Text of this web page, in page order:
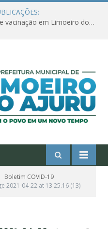
Amanhã começa nova etapa de vacinação em Limoeiro do Ajuru para idosos com 65 ou mais
Boletim COVID-19
2021-04-22 at 13.25.16 (13)